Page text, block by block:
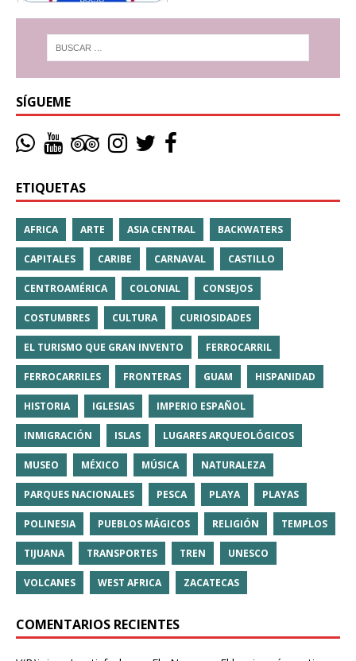
SÍGUEME
ETIQUETAS
AFRICA ARTE ASIA CENTRAL BACKWATERS
CAPITALES CARIBE CARNAVAL CASTILLO
CENTROAMÉRICA COLONIAL CONSEJOS
COSTUMBRES CULTURA CURIOSIDADES
EL TURISMO QUE GRAN INVENTO FERROCARRIL
FERROCARRILES FRONTERAS GUAM HISPANIDAD
HISTORIA IGLESIAS IMPERIO ESPAÑOL
INMIGRACIÓN ISLAS LUGARES ARQUEOLÓGICOS
MUSEO MÉXICO MÚSICA NATURALEZA
PARQUES NACIONALES PESCA PLAYA PLAYAS
POLINESIA PUEBLOS MÁGICOS RELIGIÓN TEMPLOS
TIJUANA TRANSPORTES TREN UNESCO
VOLCANES WEST AFRICA ZACATECAS
COMENTARIOS RECIENTES